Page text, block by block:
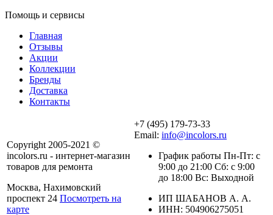
Помощь и сервисы
Главная
Отзывы
Акции
Коллекции
Бренды
Доставка
Контакты
Copyright 2005-2021 ©
incolors.ru - интернет-магазин
товаров для ремонта
Москва, Нахимовский
проспект 24 Посмотреть на
карте
+7 (495) 179-73-33
Email: info@incolors.ru
График работы Пн-Пт: с
9:00 до 21:00 Сб: с 9:00
до 18:00 Вс: Выходной
ИП ШАБАНОВ А. А.
ИНН: 504906275051